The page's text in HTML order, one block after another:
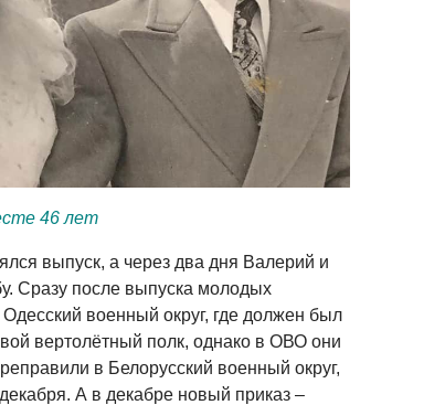
46 лет
выпуск, а через два дня Валерий и
Сразу после выпуска молодых
военный округ, где должен был
вертолётный полк, однако в ОВО они
в Белорусский военный округ,
А в декабре новый приказ –